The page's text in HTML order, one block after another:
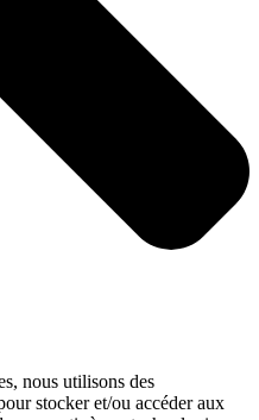
nous utilisons des
stocker et/ou accéder aux